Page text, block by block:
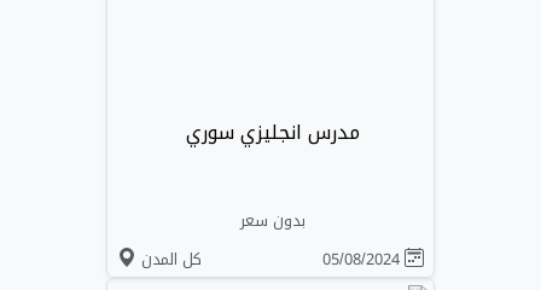
مدرس انجليزي سوري
بدون سعر
كل المدن